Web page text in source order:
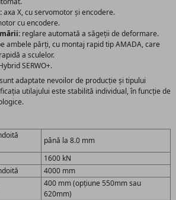
axa X, cu servomotor și encodere.
cu encodere.
reglare automată a săgeții de deformare.
ambele părți, cu montaj rapid tip AMADA, care
a sculelor.
SERWO+.
adaptate nevoilor de producție și tipului
utilajului este stabilită individual, în funcție de
până la 8.0 mm
1600 kN
4000 mm
400 mm (opțiune 550mm sau
620mm)